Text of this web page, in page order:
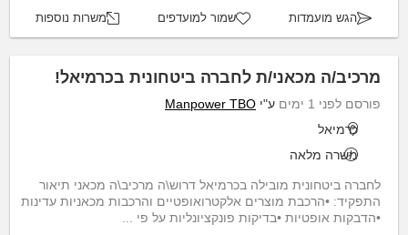
הגש מועמדות שמור למועדפים משרות נוספות
מרכיב/ה מכאני/ת לחברה ביטחונית בכרמיאל!
פורסם לפני 1 ימים ע"י Manpower TBO
כרמיאל
משרה מלאה
לחברה ביטחונית מובילה בכרמיאל דרוש\ה מרכיב\ה מכאני תיאור
התפקיד: •הרכבת מוצרים אלקטרואופטיים והרכבות מכאניות עדינות
•הדבקות אופטיות •בדיקות פונקציונליות על פי ...